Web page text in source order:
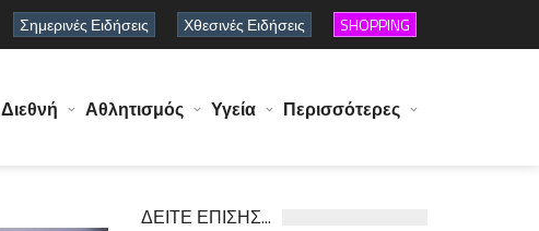
Σημερινές Ειδήσεις Χθεσινές Ειδήσεις SHOPPING
Διεθνή Αθλητισμός Υγεία Περισσότερες
ΔΕΙΤΕ ΕΠΙΣΗΣ...